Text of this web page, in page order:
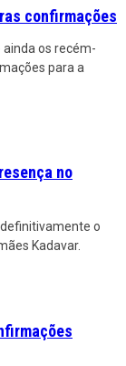
confirmações
ainda os recém-
para a
no
o
Kadavar.